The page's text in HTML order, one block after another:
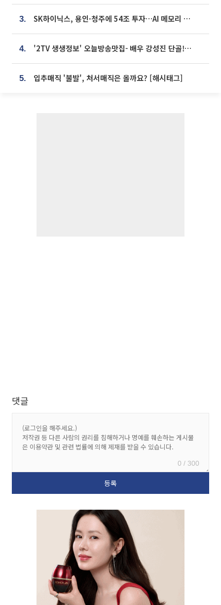
3. SK하이닉스, 용인·청주에 54조 투자…AI 메모리 생산기지 키운다
4. '2TV 생생정보' 오늘방송맛집- 배우 강성진 단골! 쌀국수ㆍ푸팟퐁 커리 맛집 '블○○○'
5. 입추매직 '불발', 처서매직은 올까요? [해시태그]
댓글
0 / 300